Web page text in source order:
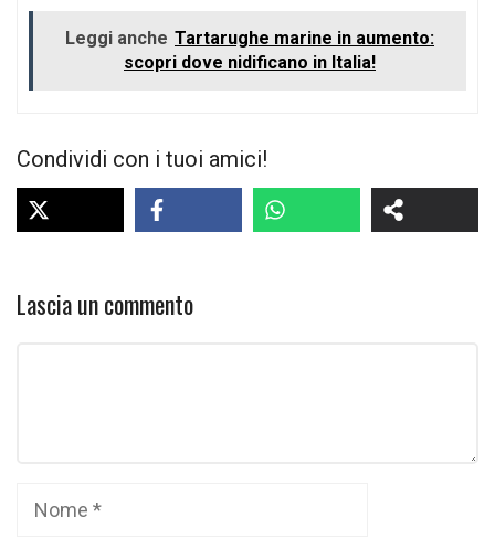
Leggi anche Tartarughe marine in aumento:
scopri dove nidificano in Italia!
Condividi con i tuoi amici!
Lascia un commento